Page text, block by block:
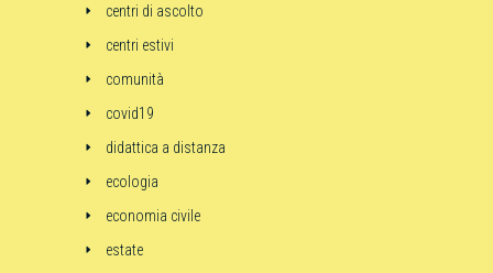
centri di ascolto
centri estivi
comunità
covid19
didattica a distanza
ecologia
economia civile
estate